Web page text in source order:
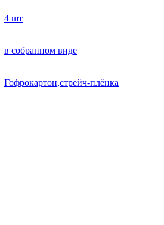
4 шт
в собранном виде
Гофрокартон,стрейч-плёнка